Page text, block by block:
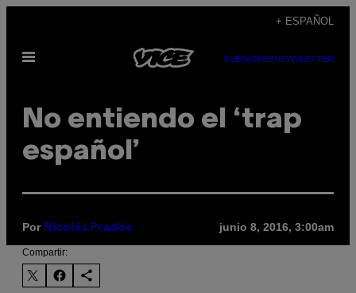
contenido
+ ESPAÑOL
Abrir
SUBSCRIBENEWSLETTER
No entiendo el ‘trap
español’
Por Nicolás Prados junio 8, 2016, 3:00am
Compartir: